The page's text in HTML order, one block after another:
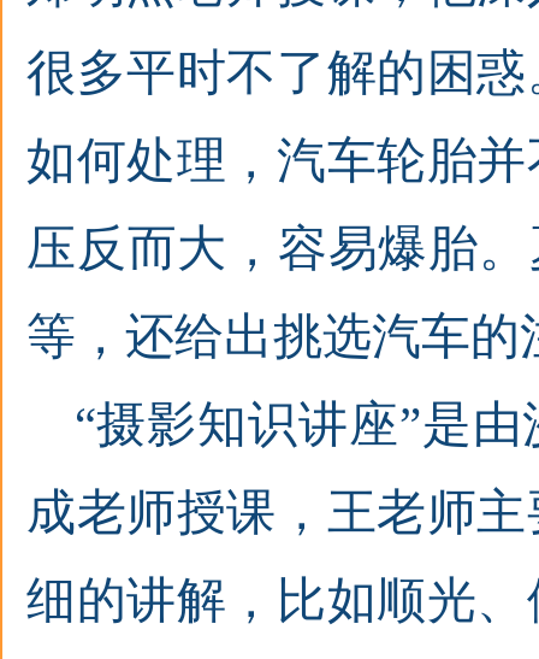
很多平时不了解的困
如何处理，汽车轮胎
压反而大，容易爆胎
等，还给出挑选汽车的
“摄影知识讲座”是
成老师授课，王老师
细的讲解，比如顺光